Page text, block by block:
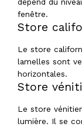
dépend du
fenêtre.
Store
Le store
lamelles sont
horizontales.
Store
Le store
lumière. Il se